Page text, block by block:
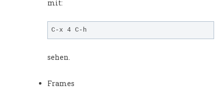
mit:
sehen.
Frames